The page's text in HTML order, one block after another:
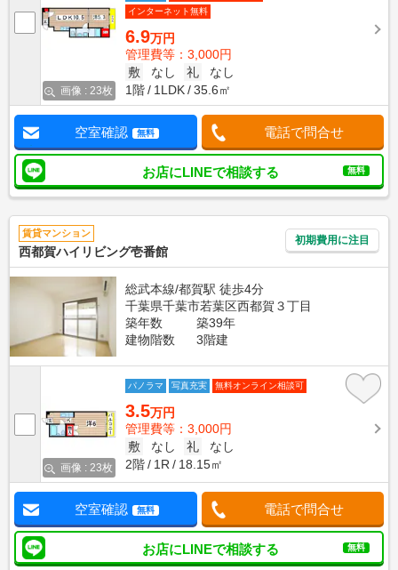
画像 : 23枚
インターネット無料
6.9万円
管理費等：3,000円
敷
なし 礼
なし
1階
1LDK 35.6㎡
空室確認 無料 電話で問合せ
お店にLINEで相談する 無料
賃貸マンション
西都賀ハイリビング壱番館
初期費用に注目
総武本線/都賀駅 徒歩4分
千葉県千葉市若葉区西都賀３丁目
築年数
築39年
建物階数
3階建
画像 : 23枚
パノラマ 写真充実 無料オンライン相談可
3.5万円
管理費等：3,000円
敷
なし 礼
なし
2階
1R 18.15㎡
空室確認 無料 電話で問合せ
お店にLINEで相談する 無料